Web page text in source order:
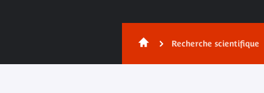
Recherche scientifique